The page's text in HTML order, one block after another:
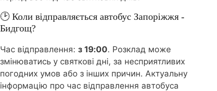
🕑 Коли відправляється автобус Запоріжжя -
Бидгощ?
Час відправлення: з 19:00. Розклад може
змінюватись у святкові дні, за несприятливих
погодних умов або з інших причин. Актуальну
інформацію про час відправлення автобуса